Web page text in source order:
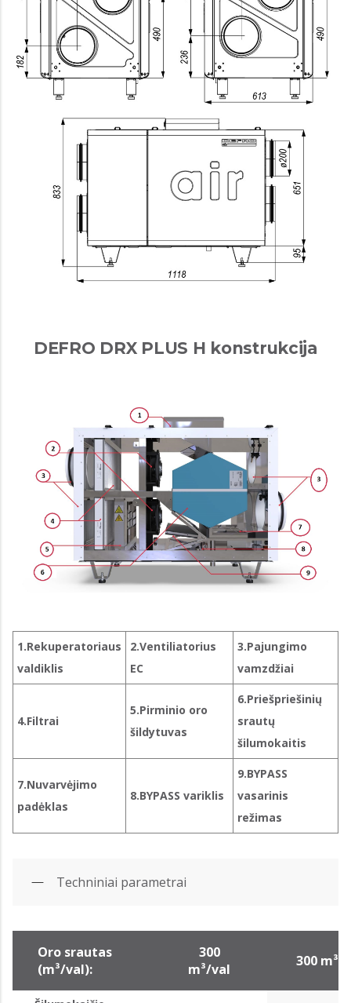
DEFRO DRX PLUS H konstrukcija
1.Rekuperatoriaus
valdiklis
2.Ventiliatorius
EC
3.Pajungimo
vamzdžiai
4.Filtrai
5.Pirminio oro
šildytuvas
6.Priešpriešinių
srautų
šilumokaitis
7.Nuvarvėjimo
padėklas
8.BYPASS variklis
9.BYPASS
vasarinis
režimas
Techniniai parametrai
Oro srautas
(m³/val):
300
m³/val
300 m³/